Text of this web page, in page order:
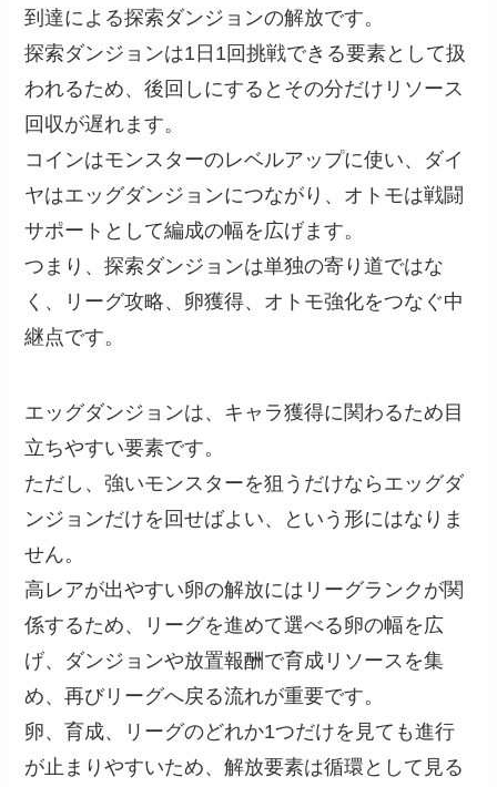
到達による探索ダンジョンの解放です。
探索ダンジョンは1日1回挑戦できる要素として扱
われるため、後回しにするとその分だけリソース
回収が遅れます。
コインはモンスターのレベルアップに使い、ダイ
ヤはエッグダンジョンにつながり、オトモは戦闘
サポートとして編成の幅を広げます。
つまり、探索ダンジョンは単独の寄り道ではな
く、リーグ攻略、卵獲得、オトモ強化をつなぐ中
継点です。
エッグダンジョンは、キャラ獲得に関わるため目
立ちやすい要素です。
ただし、強いモンスターを狙うだけならエッグダ
ンジョンだけを回せばよい、という形にはなりま
せん。
高レアが出やすい卵の解放にはリーグランクが関
係するため、リーグを進めて選べる卵の幅を広
げ、ダンジョンや放置報酬で育成リソースを集
め、再びリーグへ戻る流れが重要です。
卵、育成、リーグのどれか1つだけを見ても進行
が止まりやすいため、解放要素は循環として見る